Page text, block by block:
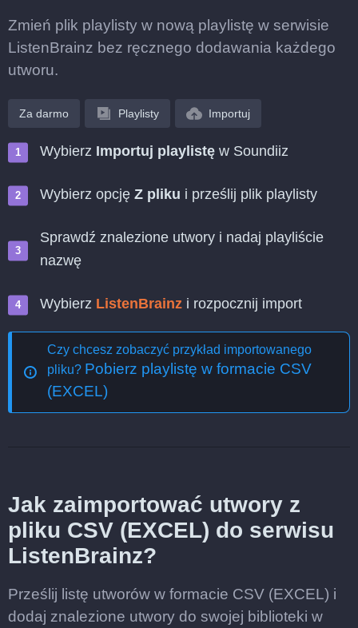
Zmień plik playlisty w nową playlistę w serwisie
ListenBrainz bez ręcznego dodawania każdego
utworu.
Za darmo Playlisty Importuj
Wybierz Importuj playlistę w Soundiiz
Wybierz opcję Z pliku i prześlij plik playlisty
Sprawdź znalezione utwory i nadaj playliście
nazwę
Wybierz ListenBrainz i rozpocznij import
Czy chcesz zobaczyć przykład importowanego
pliku? Pobierz playlistę w formacie CSV
(EXCEL)
Jak zaimportować utwory z
pliku CSV (EXCEL) do serwisu
ListenBrainz?
Prześlij listę utworów w formacie CSV (EXCEL) i
dodaj znalezione utwory do swojej biblioteki w